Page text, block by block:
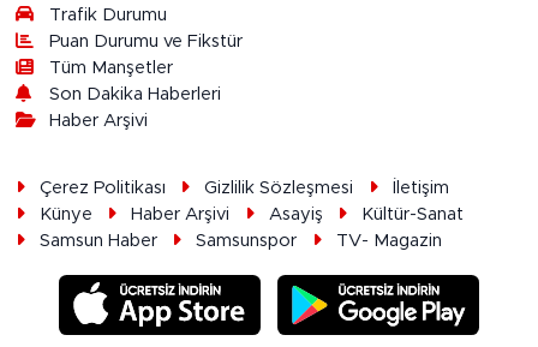
Trafik Durumu
Puan Durumu ve Fikstür
Tüm Manşetler
Son Dakika Haberleri
Haber Arşivi
Çerez Politikası Gizlilik Sözleşmesi
İletişim
Künye
Haber Arşivi Asayiş
Kültür-Sanat
Samsun Haber
Samsunspor TV- Magazin